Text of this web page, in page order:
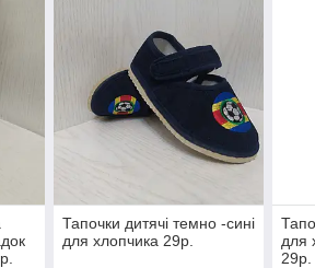
Тапочки дитячі темно -сині
для хлопчика 29р.
для
29р.